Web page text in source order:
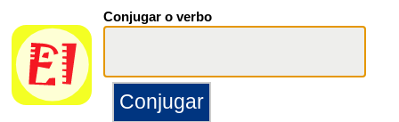
Conjugar o verbo